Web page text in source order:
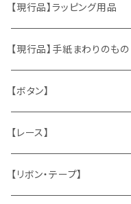
おもちゃ、ぬいぐるみ
くま、テディベア
うさぎ
ヴィンテージファブリック
ハンドメイド製品
お部屋に飾るもの
メタル製品
切手、FDC
ポストカード、カレンダー
マッチラベル、食品ラベル
蔵書票、荷札、ビュバー、伝票
シール、ステッカー、クロモス
【現行品】ラッピング用品
伝票、タグ、シール
袋、ラッピングペーパー
ひも、テープ
【現行品】手紙まわりのもの
封筒、ポストカード
切手
スタンプ
【ボタン】
木
貝
【レース】
【リボン・テープ】